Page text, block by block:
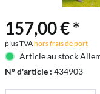
157,00 € *
plus TVAhors frais de port
Article au stock
N° d'article : 434903